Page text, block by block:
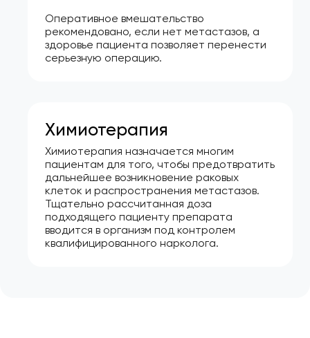
Оперативное вмешательство
рекомендовано, если нет метастазов, а
здоровье пациента позволяет перенести
серьезную операцию.
Химиотерапия
Химиотерапия назначается многим
пациентам для того, чтобы предотвратить
дальнейшее возникновение раковых
клеток и распространения метастазов.
Тщательно рассчитанная доза
подходящего пациенту препарата
вводится в организм под контролем
квалифицированного нарколога.